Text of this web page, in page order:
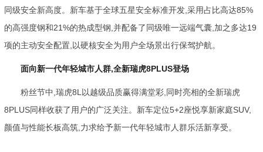
同级安全新高度。新车基于全球五星安全标准开发,采用占比高达85%
的高强度钢和21%的热成型钢,并配备了同级唯一远端气囊,加之多达19
项的主动安全配置,以硬核安全为用户全场景出行保驾护航。
面向新一代年轻城市人群,全新瑞虎8PLUS登场
粉丝节中,瑞虎8L以越级品质赢得满堂彩,同时亮相的全新瑞虎
8PLUS同样收获了用户的广泛关注。新车定位5+2座悦享新家庭SUV,
颜值与性能长板高筑,力求给予新一代年轻城市人群乐活新享受。